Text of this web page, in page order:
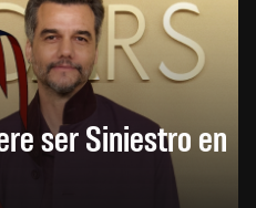
ser Siniestro en